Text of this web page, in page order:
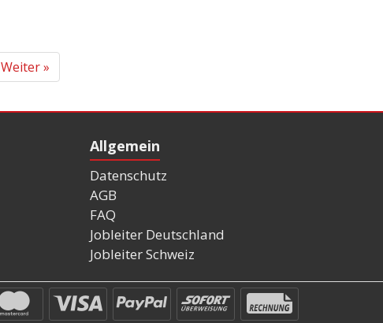
Weiter »
Allgemein
Datenschutz
AGB
FAQ
Jobleiter Deutschland
Jobleiter Schweiz